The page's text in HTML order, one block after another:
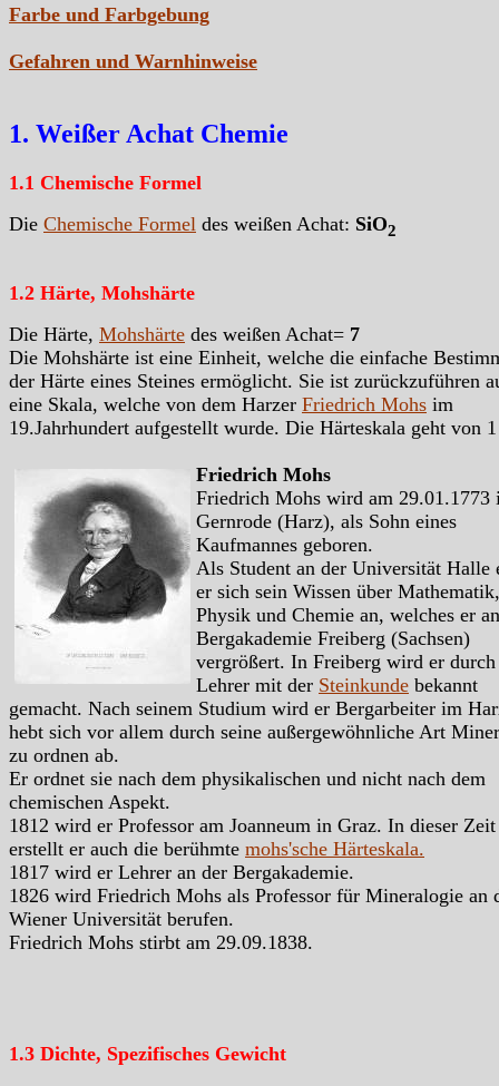
Farbe und Farbgebung
Gefahren und Warnhinweise
1. Weißer Achat Chemie
1.1 Chemische Formel
Die Chemische Formel des weißen Achat: SiO2
1.2 Härte, Mohshärte
Die Härte, Mohshärte des weißen Achat= 7
Die Mohshärte ist eine Einheit, welche die einfache
der Härte eines Steines ermöglicht. Sie ist zurückzuführen
eine Skala, welche von dem Harzer Friedrich Mohs im
19.Jahrhundert aufgestellt wurde. Die Härteskala geht von
Friedrich Mohs
Friedrich Mohs wird am 29.01.1773
Gernrode (Harz), als Sohn eines
Kaufmannes geboren.
Als Student an der Universität Halle
er sich sein Wissen über Mathematik,
Physik und Chemie an, welches er
Bergakademie Freiberg (Sachsen)
vergrößert. In Freiberg wird er durch
Lehrer mit der Steinkunde bekannt
gemacht. Nach seinem Studium wird er Bergarbeiter im
hebt sich vor allem durch seine außergewöhnliche Art
zu ordnen ab.
Er ordnet sie nach dem physikalischen und nicht nach dem
chemischen Aspekt.
1812 wird er Professor am Joanneum in Graz. In dieser Zeit
erstellt er auch die berühmte mohs'sche Härteskala.
1817 wird er Lehrer an der Bergakademie.
1826 wird Friedrich Mohs als Professor für Mineralogie an
Wiener Universität berufen.
Friedrich Mohs stirbt am 29.09.1838.
1.3 Dichte, Spezifisches Gewicht